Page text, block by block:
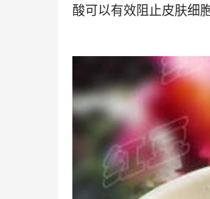
酸可以有效阻止皮肤细